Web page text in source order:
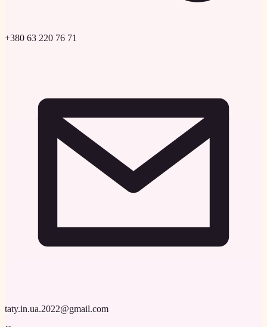
+380 63 220 76 71
taty.in.ua.2022@gmail.com